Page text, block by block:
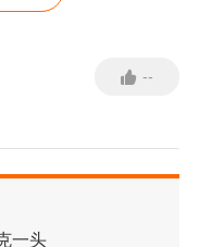
30～50美金/月3.
佣， 根据GMV
快速入驻
驻
--
一头